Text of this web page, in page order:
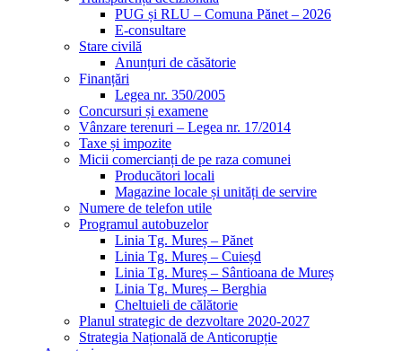
PUG și RLU – Comuna Pănet – 2026
E-consultare
Stare civilă
Anunțuri de căsătorie
Finanțări
Legea nr. 350/2005
Concursuri și examene
Vânzare terenuri – Legea nr. 17/2014
Taxe și impozite
Micii comercianți de pe raza comunei
Producători locali
Magazine locale și unități de servire
Numere de telefon utile
Programul autobuzelor
Linia Tg. Mureș – Pănet
Linia Tg. Mureș – Cuieșd
Linia Tg. Mureș – Sântioana de Mureș
Linia Tg. Mureș – Berghia
Cheltuieli de călătorie
Planul strategic de dezvoltare 2020-2027
Strategia Națională de Anticorupție